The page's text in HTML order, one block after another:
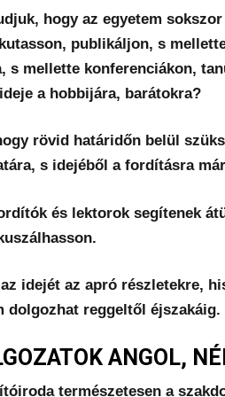
hogy az egyetem
publikáljon, s
s mellette konferenciákon,
a hobbijára, barátokra?
rövid határidőn belül
s idejéből a fordításra
és lektorok segítenek
idejét az apró részletekre,
dolgozhat reggeltől éjszakáig.
ANGOL,
természetesen a